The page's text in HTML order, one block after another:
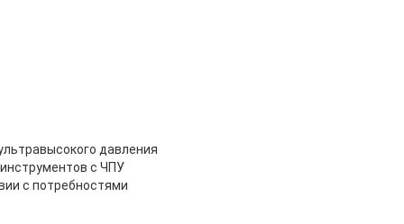
давления
с ЧПУ
с потребностями